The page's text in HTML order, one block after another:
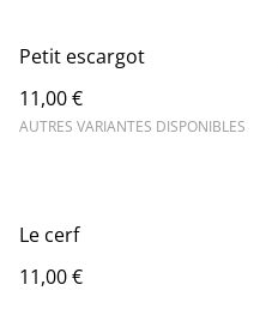
Petit escargot
11,00 €
AUTRES VARIANTES DISPONIBLES
Le cerf
11,00 €